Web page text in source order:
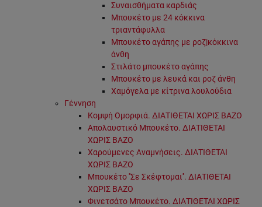
Συναισθήματα καρδιάς
Μπουκέτο με 24 κόκκινα
τριαντάφυλλα
Μπουκέτο αγάπης με ροζ|κόκκινα
άνθη
Στιλάτο μπουκέτο αγάπης
Μπουκέτο με λευκά και ροζ άνθη
Χαμόγελα με κίτρινα λουλούδια
Γέννηση
Κομψή Ομορφιά. ΔΙΑΤΙΘΕΤΑΙ ΧΩΡΙΣ ΒΑΖΟ
Απολαυστικό Μπουκέτο. ΔΙΑΤΙΘΕΤΑΙ
ΧΩΡΙΣ ΒΑΖΟ
Χαρούμενες Αναμνήσεις. ΔΙΑΤΙΘΕΤΑΙ
ΧΩΡΙΣ ΒΑΖΟ
Μπουκέτο ''Σε Σκέφτομαι''. ΔΙΑΤΙΘΕΤΑΙ
ΧΩΡΙΣ ΒΑΖΟ
Φινετσάτο Μπουκέτο. ΔΙΑΤΙΘΕΤΑΙ ΧΩΡΙΣ